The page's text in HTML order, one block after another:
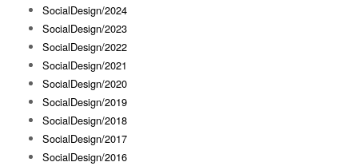
SocialDesign/2024
SocialDesign/2023
SocialDesign/2022
SocialDesign/2021
SocialDesign/2020
SocialDesign/2019
SocialDesign/2018
SocialDesign/2017
SocialDesign/2016